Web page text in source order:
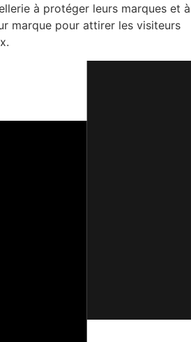
à protéger leurs marques et à
marque pour attirer les visiteurs